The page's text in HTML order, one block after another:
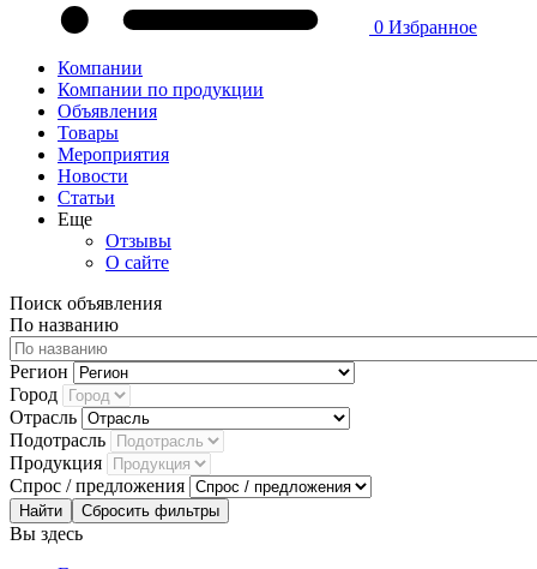
0 Избранное
Компании
Компании по продукции
Объявления
Товары
Мероприятия
Новости
Статьи
Еще
Отзывы
О сайте
Поиск объявления
По названию
Регион
Город
Отрасль
Подотрасль
Продукция
Спрос / предложения
Сбросить фильтры
Вы здесь